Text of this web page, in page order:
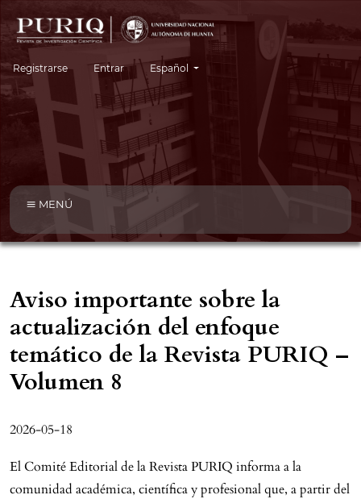
Registrarse Entrar Cambiar el idioma. El idioma actual es:
Español
MENÚ
Aviso importante sobre la
actualización del enfoque
temático de la Revista PURIQ –
Volumen 8
2026-05-18
El Comité Editorial de la Revista PURIQ informa a la
comunidad académica, científica y profesional que, a partir del